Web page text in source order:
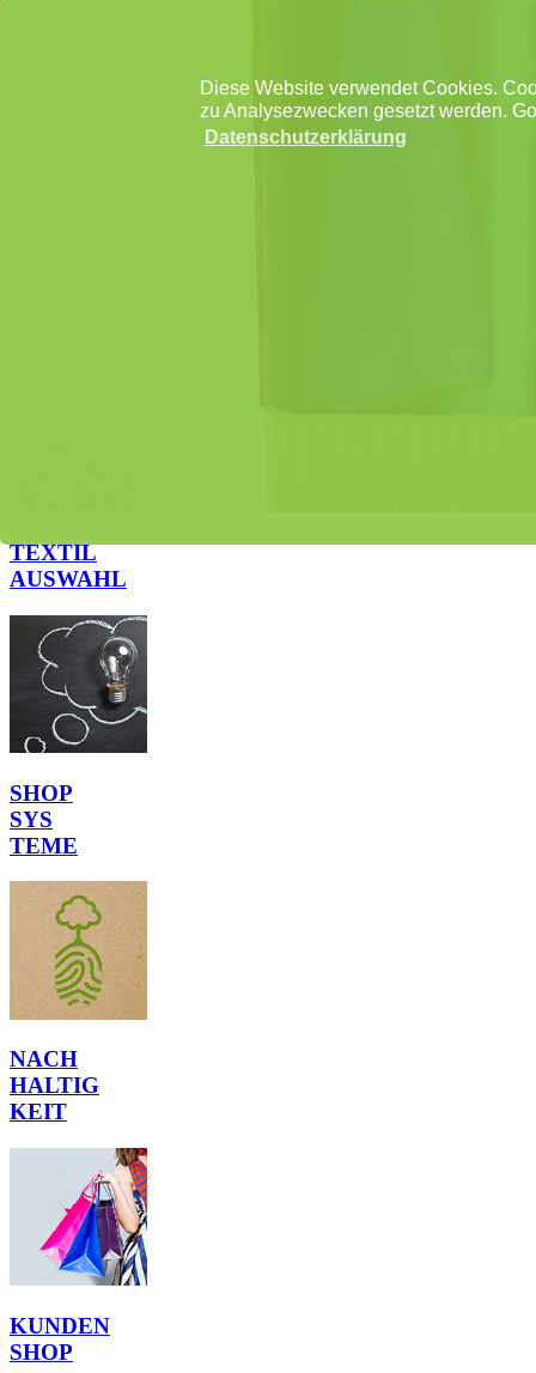
Diese Website verwendet Cookies.
zu Analysezwecken gesetzt werden.
Datenschutzerklärung
TEXTIL
AUSWAHL
SHOP
SYS
TEME
NACH
HALTIG
KEIT
KUNDEN
SHOP